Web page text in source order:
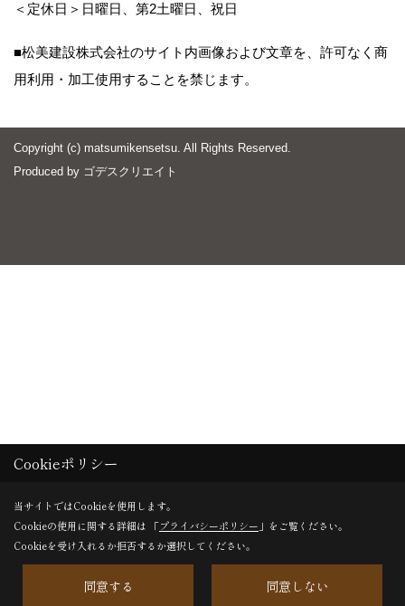
＜定休日＞日曜日、第2土曜日、祝日
■松美建設株式会社のサイト内画像および文章を、許可なく商
用利用・加工使用することを禁じます。
Copyright (c) matsumikensetsu. All Rights Reserved.
Produced by ゴデスクリエイト
Cookieポリシー
当サイトではCookieを使用します。
Cookieの使用に関する詳細は 「プライバシーポリシー 」をご覧ください。
Cookieを受け入れるか拒否するか選択してください。
同意する 同意しない